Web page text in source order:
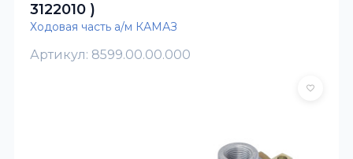
3122010 )
Ходовая часть а/м КАМАЗ
Артикул: 8599.00.00.000